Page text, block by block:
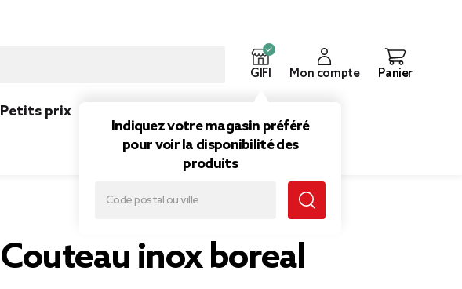
GIFI
Indiquez votre magasin préféré
pour voir la disponibilité des
produits
Mon compte Panier
Petits prix
Couteau inox boreal